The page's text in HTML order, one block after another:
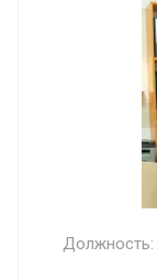
Должность: